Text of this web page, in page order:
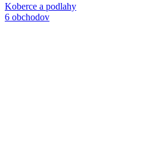
Koberce a podlahy
6 obchodov